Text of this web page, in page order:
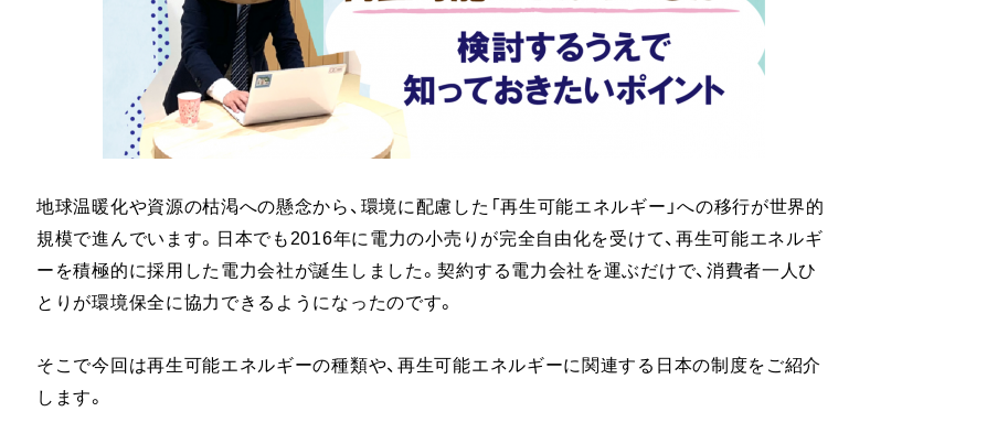
地球温暖化や資源の枯渇への懸念から、環境に配慮した「再生可能エネルギー」への移行が世界的
規模で進んでいます。日本でも2016年に電力の小売りが完全自由化を受けて、再生可能エネルギ
ーを積極的に採用した電力会社が誕生しました。契約する電力会社を運ぶだけで、消費者一人ひ
とりが環境保全に協力できるようになったのです。
そこで今回は再生可能エネルギーの種類や、再生可能エネルギーに関連する日本の制度をご紹介
します。